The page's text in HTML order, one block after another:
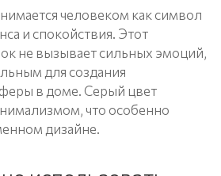
человеком как символ
и спокойствия. Этот
не вызывает сильных эмоций,
для создания
в доме. Серый цвет
что особенно
дизайне.